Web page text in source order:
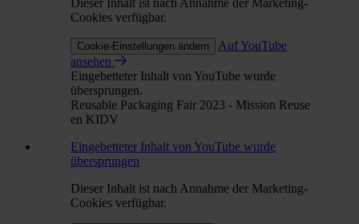
Dieser Inhalt ist nach Annahme der Marketing-
Cookies verfügbar.
Cookie-Einstellungen ändern
Auf YouTube
ansehen
Eingebetteter Inhalt von YouTube wurde
übersprungen.
Reusable Packaging Fair 2023 - Mission Reuse
en KIDV
Eingebetteter Inhalt von YouTube wurde
übersprungen
Dieser Inhalt ist nach Annahme der Marketing-
Cookies verfügbar.